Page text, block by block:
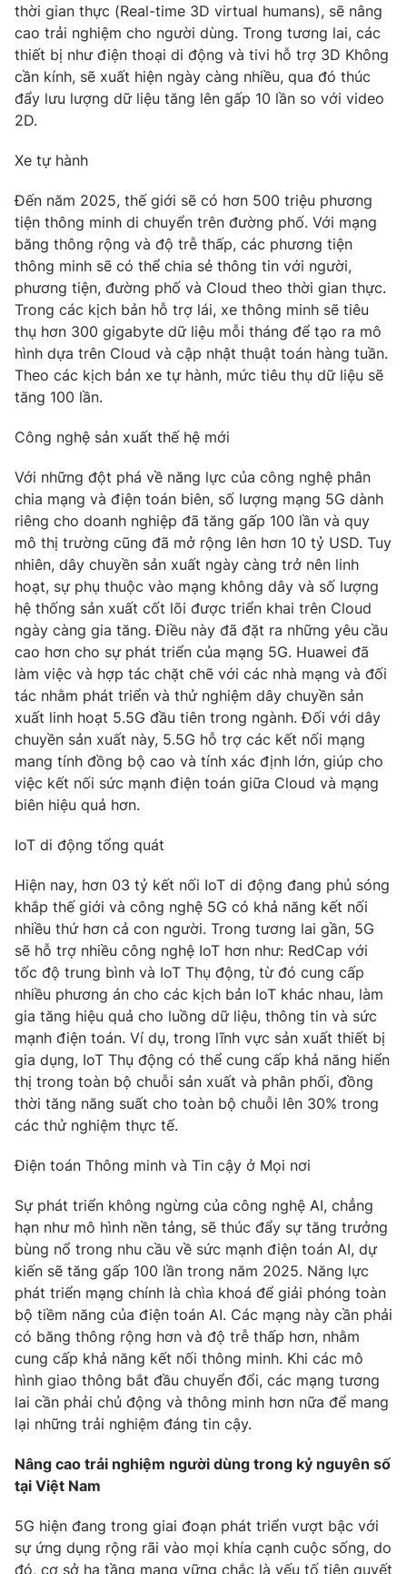
thời gian thực (Real-time 3D virtual humans), sẽ nâng
cao trải nghiệm cho người dùng. Trong tương lai, các
thiết bị như điện thoại di động và tivi hỗ trợ 3D Không
cần kính, sẽ xuất hiện ngày càng nhiều, qua đó thúc
đẩy lưu lượng dữ liệu tăng lên gấp 10 lần so với video
2D.
Xe tự hành
Đến năm 2025, thế giới sẽ có hơn 500 triệu phương
tiện thông minh di chuyển trên đường phố. Với mạng
băng thông rộng và độ trễ thấp, các phương tiện
thông minh sẽ có thể chia sẻ thông tin với người,
phương tiện, đường phố và Cloud theo thời gian thực.
Trong các kịch bản hỗ trợ lái, xe thông minh sẽ tiêu
thụ hơn 300 gigabyte dữ liệu mỗi tháng để tạo ra mô
hình dựa trên Cloud và cập nhật thuật toán hàng tuần.
Theo các kịch bản xe tự hành, mức tiêu thụ dữ liệu sẽ
tăng 100 lần.
Công nghệ sản xuất thế hệ mới
Với những đột phá về năng lực của công nghệ phân
chia mạng và điện toán biên, số lượng mạng 5G dành
riêng cho doanh nghiệp đã tăng gấp 100 lần và quy
mô thị trường cũng đã mở rộng lên hơn 10 tỷ USD. Tuy
nhiên, dây chuyền sản xuất ngày càng trở nên linh
hoạt, sự phụ thuộc vào mạng không dây và số lượng
hệ thống sản xuất cốt lõi được triển khai trên Cloud
ngày càng gia tăng. Điều này đã đặt ra những yêu cầu
cao hơn cho sự phát triển của mạng 5G. Huawei đã
làm việc và hợp tác chặt chẽ với các nhà mạng và đối
tác nhằm phát triển và thử nghiệm dây chuyền sản
xuất linh hoạt 5.5G đầu tiên trong ngành. Đối với dây
chuyền sản xuất này, 5.5G hỗ trợ các kết nối mạng
mang tính đồng bộ cao và tính xác định lớn, giúp cho
việc kết nối sức mạnh điện toán giữa Cloud và mạng
biên hiệu quả hơn.
IoT di động tổng quát
Hiện nay, hơn 03 tỷ kết nối IoT di động đang phủ sóng
khắp thế giới và công nghệ 5G có khả năng kết nối
nhiều thứ hơn cả con người. Trong tương lai gần, 5G
sẽ hỗ trợ nhiều công nghệ IoT hơn như: RedCap với
tốc độ trung bình và IoT Thụ động, từ đó cung cấp
nhiều phương án cho các kịch bản IoT khác nhau, làm
gia tăng hiệu quả cho luồng dữ liệu, thông tin và sức
mạnh điện toán. Ví dụ, trong lĩnh vực sản xuất thiết bị
gia dụng, IoT Thụ động có thể cung cấp khả năng hiển
thị trong toàn bộ chuỗi sản xuất và phân phối, đồng
thời tăng năng suất cho toàn bộ chuỗi lên 30% trong
các thử nghiệm thực tế.
Điện toán Thông minh và Tin cậy ở Mọi nơi
Sự phát triển không ngừng của công nghệ AI, chẳng
hạn như mô hình nền tảng, sẽ thúc đẩy sự tăng trưởng
bùng nổ trong nhu cầu về sức mạnh điện toán AI, dự
kiến sẽ tăng gấp 100 lần trong năm 2025. Năng lực
phát triển mạng chính là chìa khoá để giải phóng toàn
bộ tiềm năng của điện toán AI. Các mạng này cần phải
có băng thông rộng hơn và độ trễ thấp hơn, nhằm
cung cấp khả năng kết nối thông minh. Khi các mô
hình giao thông bắt đầu chuyển đổi, các mạng tương
lai cần phải chủ động và thông minh hơn nữa để mang
lại những trải nghiệm đáng tin cậy.
Nâng cao trải nghiệm người dùng trong kỷ nguyên số
tại Việt Nam
5G hiện đang trong giai đoạn phát triển vượt bậc với
sự ứng dụng rộng rãi vào mọi khía cạnh cuộc sống, do
đó, cơ sở hạ tầng mạng vững chắc là yếu tố tiên quyết